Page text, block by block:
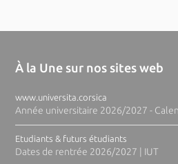
À la Une sur nos sites web
www.universita.corsica
Année universitaire 2026/2027 -
Etudiants & futurs étudiants
Dates de rentrée 2026/2027 | IUT